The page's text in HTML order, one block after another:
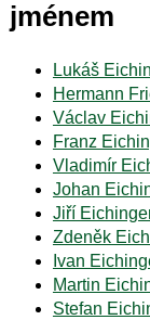
jménem
Lukáš
Hermann
Václav
Franz
Vladimír
Johan
Jiří
Zdeněk
Ivan
Martin
Stefan